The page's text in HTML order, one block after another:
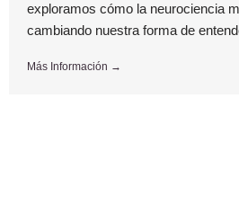
exploramos cómo la neurociencia
cambiando nuestra forma de
Más Información →